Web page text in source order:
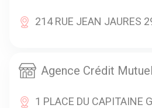
214 RUE JEAN JAURES
Agence Crédit Mutuel
1 PLACE DU CAPITAINE